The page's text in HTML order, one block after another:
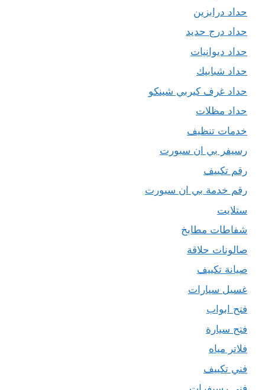
حداد درابزين
حداد درج حديد
حداد ديوانيات
حداد شبابيك
حداد غرف كيربي شينكو
حداد مظلات
خدمات تنظيف
رسيفر بي ان سبورت
رقم تكييف
رقم خدمة بي ان سبورت
ستلايت
شفاطات مطابخ
صالونات حلاقة
صيانة تكييف
غسيل سيارات
فتح ابواب
فتح سيارة
فلاتر مياه
فني تكييف